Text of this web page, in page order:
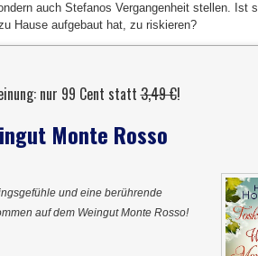
auch Stefanos Vergangenheit stellen. Ist
Hause aufgebaut hat, zu riskieren?
nur 99 Cent statt3,49 €!
Monte Rosso
und eine berührende
auf dem Weingut Monte Rosso!